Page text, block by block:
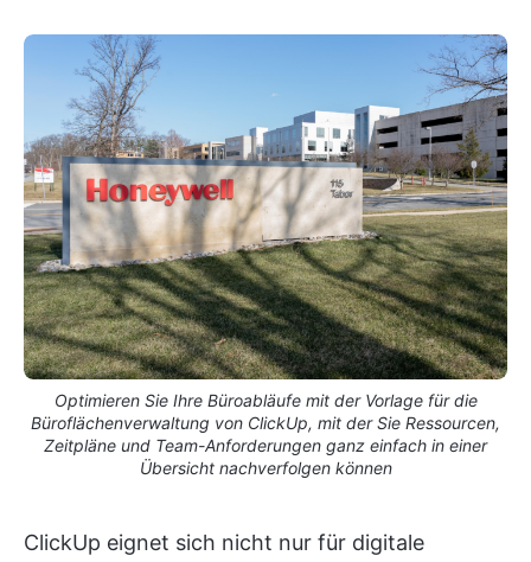
Optimieren Sie Ihre Büroabläufe mit der Vorlage für die
Büroflächenverwaltung von ClickUp, mit der Sie Ressourcen,
Zeitpläne und Team-Anforderungen ganz einfach in einer
Übersicht nachverfolgen können
ClickUp eignet sich nicht nur für digitale